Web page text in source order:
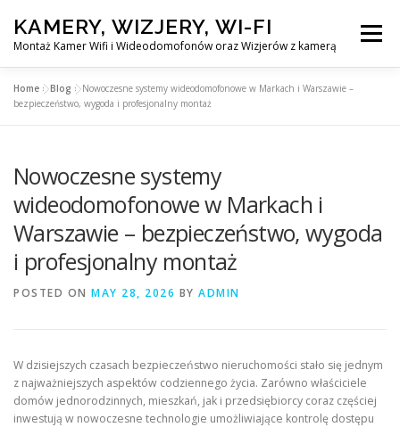
content
KAMERY, WIZJERY, WI-FI
Montaż Kamer Wifi i Wideodomofonów oraz Wizjerów z kamerą
Menu
GŁÓWNA MONTAŻ KAMER WIFI W WARSZAWA
MONTAŻ WIDEDOMOFONÓW
MONTAŻU WIZJERÓW Z KAMERĄ BLOG
KONTAKT
EN
Home »Blog »Nowoczesne systemy wideodomofonowe w Markach i Warszawie –
bezpieczeństwo, wygoda i profesjonalny montaż
Nowoczesne systemy
wideodomofonowe w Markach i
Warszawie – bezpieczeństwo, wygoda
i profesjonalny montaż
POSTED ON MAY 28, 2026 BY ADMIN
W dzisiejszych czasach bezpieczeństwo nieruchomości stało się jednym
z najważniejszych aspektów codziennego życia. Zarówno właściciele
domów jednorodzinnych, mieszkań, jak i przedsiębiorcy coraz częściej
inwestują w nowoczesne technologie umożliwiające kontrolę dostępu